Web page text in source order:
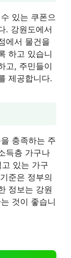
있는 쿠폰으
. 강원도에서
에서 물건을
하고 있습니
고, 주민들이
제공합니다.
충족하는 주
득층 가구나
있는 가구
준은 정부의
정보는 강원
것이 좋습니